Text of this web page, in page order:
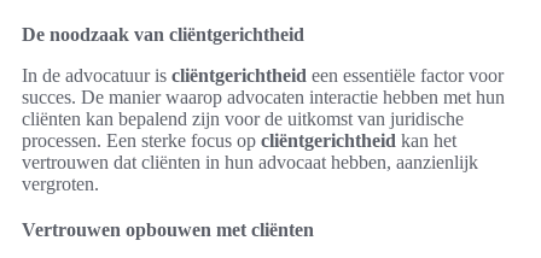
De noodzaak van cliëntgerichtheid
In de advocatuur is cliëntgerichtheid een essentiële factor voor
succes. De manier waarop advocaten interactie hebben met hun
cliënten kan bepalend zijn voor de uitkomst van juridische
processen. Een sterke focus op cliëntgerichtheid kan het
vertrouwen dat cliënten in hun advocaat hebben, aanzienlijk
vergroten.
Vertrouwen opbouwen met cliënten